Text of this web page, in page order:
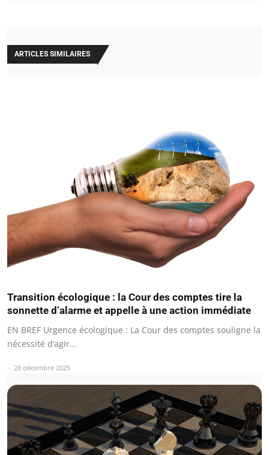
ARTICLES SIMILAIRES
Transition écologique : la Cour des comptes tire la
sonnette d’alarme et appelle à une action immédiate
EN BREF Urgence écologique : La Cour des comptes souligne la
nécessité d’agir…
28 décembre 2025